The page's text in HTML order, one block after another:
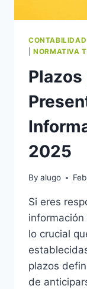
|NORMATIVA
Plazos
2025
By alugo
Si eres
lo crucial
plazos
de